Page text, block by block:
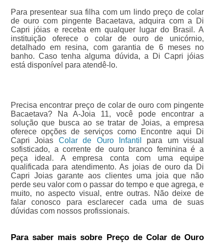
Para presentear sua filha com um lindo preço de colar
de ouro com pingente Bacaetava, adquira com a Di
Capri jóias e receba em qualquer lugar do Brasil. A
instituição oferece o colar de ouro de unicórnio,
detalhado em resina, com garantia de 6 meses no
banho. Caso tenha alguma dúvida, a Di Capri jóias
está disponível para atendê-lo.
Precisa encontrar preço de colar de ouro com pingente
Bacaetava? Na A-Joia 11, você pode encontrar a
solução que busca ao se tratar de Joias, a empresa
oferece opções de serviços como Encontre aqui Di
Capri Joias Colar de Ouro Infantil
para um visual
sofisticado, a corrente de ouro branco feminina é a
peça ideal. A empresa conta com uma equipe
qualificada para atendimento. As joias de ouro da Di
Capri Joias garante aos clientes uma joia que não
perde seu valor com o passar do tempo e que agrega, e
muito, no aspecto visual, entre outras. Não deixe de
falar conosco para esclarecer cada uma de suas
dúvidas com nossos profissionais.
Para saber mais sobre Preço de Colar de Ouro